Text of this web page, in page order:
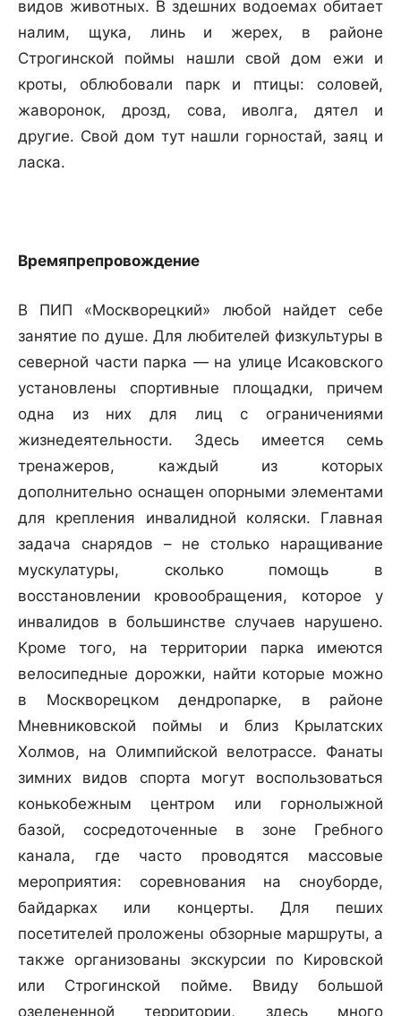
видов животных. В здешних водоемах обитает
налим, щука, линь и жерех, в районе
Строгинской поймы нашли свой дом ежи и
кроты, облюбовали парк и птицы: соловей,
жаворонок, дрозд, сова, иволга, дятел и
другие. Свой дом тут нашли горностай, заяц и
ласка.
Времяпрепровождение
В ПИП «Москворецкий» любой найдет себе
занятие по душе. Для любителей физкультуры в
северной части парка — на улице Исаковского
установлены спортивные площадки, причем
одна из них для лиц с ограничениями
жизнедеятельности. Здесь имеется семь
тренажеров, каждый из которых
дополнительно оснащен опорными элементами
для крепления инвалидной коляски. Главная
задача снарядов – не столько наращивание
мускулатуры, сколько помощь в
восстановлении кровообращения, которое у
инвалидов в большинстве случаев нарушено.
Кроме того, на территории парка имеются
велосипедные дорожки, найти которые можно
в Москворецком дендропарке, в районе
Мневниковской поймы и близ Крылатских
Холмов, на Олимпийской велотрассе. Фанаты
зимних видов спорта могут воспользоваться
конькобежным центром или горнолыжной
базой, сосредоточенные в зоне Гребного
канала, где часто проводятся массовые
мероприятия: соревнования на сноуборде,
байдарках или концерты. Для пеших
посетителей проложены обзорные маршруты, а
также организованы экскурсии по Кировской
или Строгинской пойме. Ввиду большой
озелененной территории, здесь много